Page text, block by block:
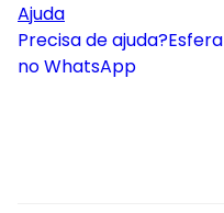
Ajuda
Precisa de ajuda?Esfera
no WhatsApp